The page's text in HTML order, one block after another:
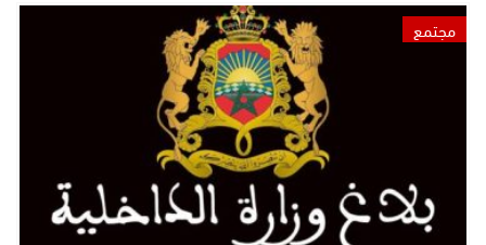
مجتمع